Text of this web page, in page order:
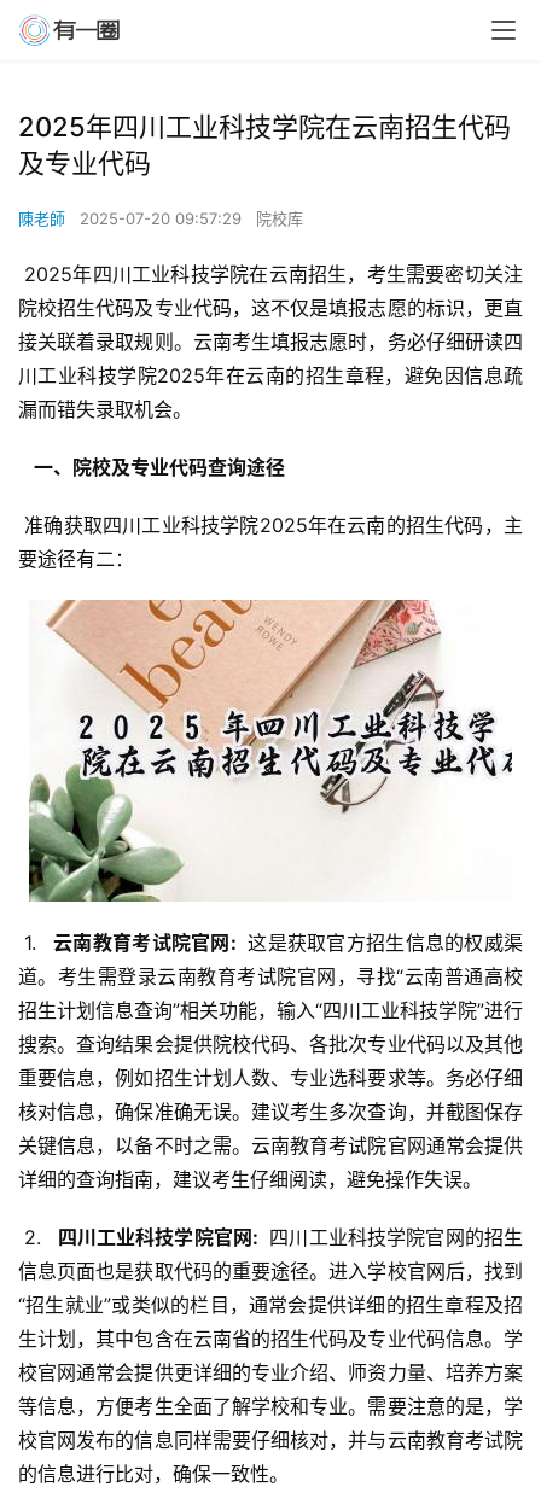
2025年四川工业科技学院在云南招生代码
及专业代码
陳老師 2025-07-20 09:57:29 院校库
院校招生代码及专业代码，这不仅是填报志愿的标识，更直
接关联着录取规则。云南考生填报志愿时，务必仔细研读四
川工业科技学院2025年在云南的招生章程，避免因信息疏
漏而错失录取机会。
  一、院校及专业代码查询途径
要途径有二：
1.
  云南教育考试院官网:
这是获取官方招生信息的权威渠
道。考生需登录云南教育考试院官网，寻找“云南普通高校
招生计划信息查询”相关功能，输入“四川工业科技学院”进行
搜索。查询结果会提供院校代码、各批次专业代码以及其他
重要信息，例如招生计划人数、专业选科要求等。务必仔细
核对信息，确保准确无误。建议考生多次查询，并截图保存
关键信息，以备不时之需。云南教育考试院官网通常会提供
详细的查询指南，建议考生仔细阅读，避免操作失误。
2.
  四川工业科技学院官网:
四川工业科技学院官网的招生
信息页面也是获取代码的重要途径。进入学校官网后，找到
“招生就业”或类似的栏目，通常会提供详细的招生章程及招
生计划，其中包含在云南省的招生代码及专业代码信息。学
校官网通常会提供更详细的专业介绍、师资力量、培养方案
等信息，方便考生全面了解学校和专业。需要注意的是，学
校官网发布的信息同样需要仔细核对，并与云南教育考试院
的信息进行比对，确保一致性。